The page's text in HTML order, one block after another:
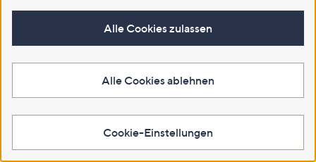
Alle Cookies zulassen
Alle Cookies ablehnen
Cookie-Einstellungen